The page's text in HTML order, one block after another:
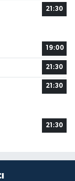
21:30
19:00
21:30
21:30
21:30